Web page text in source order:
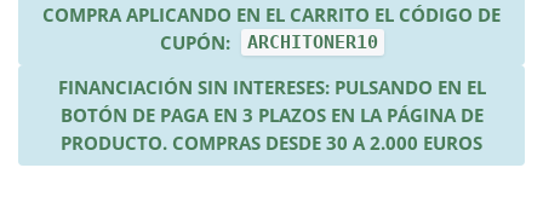
COMPRA APLICANDO EN EL CARRITO EL CÓDIGO DE
CUPÓN:
ARCHITONER10
FINANCIACIÓN SIN INTERESES: PULSANDO EN EL
BOTÓN DE PAGA EN 3 PLAZOS EN LA PÁGINA DE
PRODUCTO. COMPRAS DESDE 30 A 2.000 EUROS